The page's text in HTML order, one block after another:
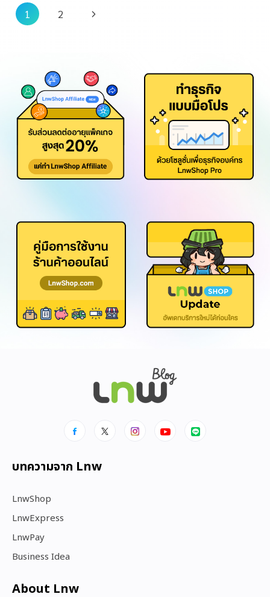
1 2
บทความจาก Lnw
LnwShop
LnwExpress
LnwPay
Business Idea
About Lnw​